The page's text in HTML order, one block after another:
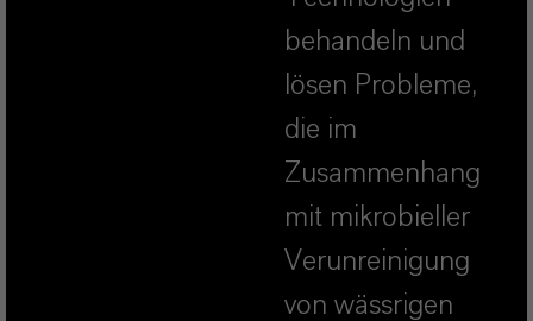
behandeln und
lösen Probleme,
die im
Zusammenhang
mit mikrobieller
Verunreinigung
von wässrigen